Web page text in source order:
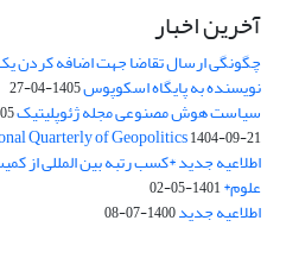
آخرین اخبار
چگونگی ارسال تقاضا جهت اضافه کردن
نویسنده به پایگاه اسکوپوس1405-04-27
سیاست هوش مصنوعی مجله ژئوپلیتیک22
Quarterly of Geopolitics1404-09-21
اطلاعیه جدید *کسب رتبه بین المللی از
علوم*1401-05-02
اطلاعیه جدید1400-07-08